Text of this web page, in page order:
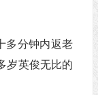
多分钟内返老
岁英俊无比的